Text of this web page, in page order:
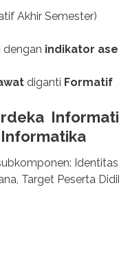
Akhir Semester)
dengan indikator
diganti Formatif
Target Peserta